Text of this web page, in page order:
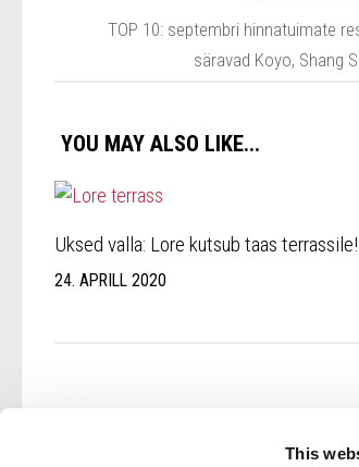
This
TOP 10: septembri hinnatuimate
säravad Koyo, Shang
YOU MAY ALSO LIKE...
Uksed valla: Lore kutsub taas terrassile!
24. APRILL 2020